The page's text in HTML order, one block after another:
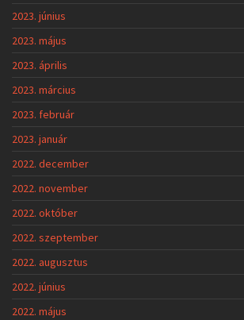
2023. június
2023. május
2023. április
2023. március
2023. február
2023. január
2022. december
2022. november
2022. október
2022. szeptember
2022. augusztus
2022. június
2022. május